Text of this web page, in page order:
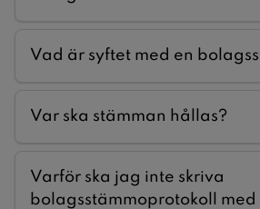
Vad är syftet med en
Var ska stämman hållas?
Varför ska jag inte skriva
bolagsstämmoprotokoll med